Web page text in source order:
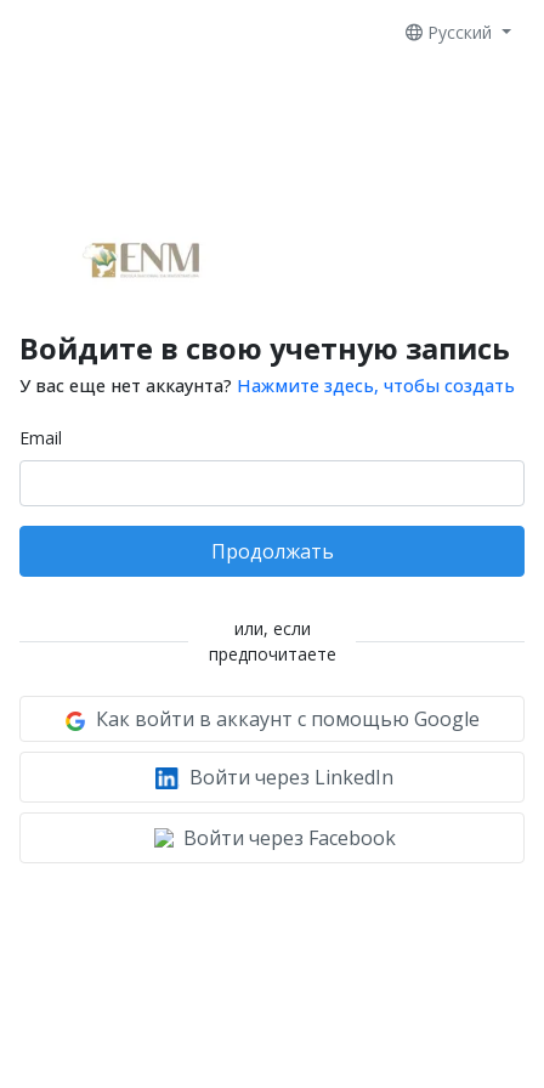
Русский
Войдите в свою учетную запись
У вас еще нет аккаунта? Нажмите здесь, чтобы создать
Email
Продолжать
или, если
предпочитаете
Как войти в аккаунт с помощью Google
Войти через LinkedIn
Войти через Facebook